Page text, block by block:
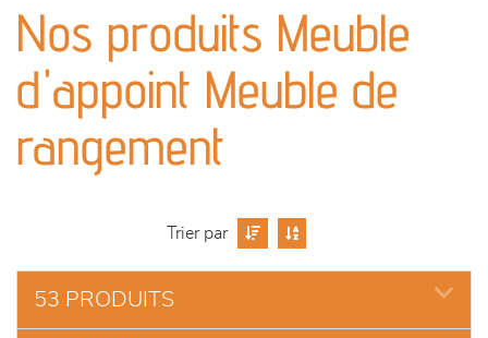
séjours
meubles de complément
chambres et dressing
décoration
Nos produits Meuble
d'appoint Meuble de
rangement
Trier par
53 PRODUITS